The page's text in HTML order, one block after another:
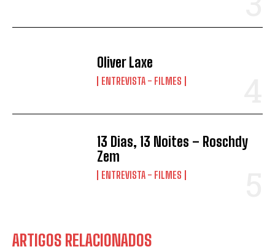
Oliver Laxe
ENTREVISTA - FILMES
13 Dias, 13 Noites – Roschdy
Zem
ENTREVISTA - FILMES
ARTIGOS RELACIONADOS